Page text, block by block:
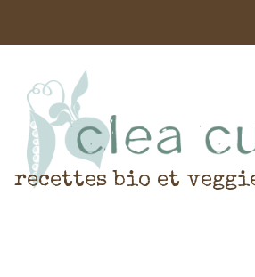
recettes bio et